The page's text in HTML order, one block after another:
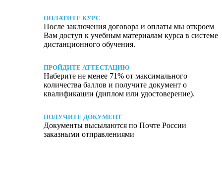
ОПЛАТИТЕ КУРС
После заключения договора и оплаты мы откроем
Вам доступ к учебным материалам курса в системе
дистанционного обучения.
ПРОЙДИТЕ АТТЕСТАЦИЮ
Наберите не менее 71% от максимального
количества баллов и получите документ о
квалификации (диплом или удостоверение).
ПОЛУЧИТЕ ДОКУМЕНТ
Документы высылаются по Почте России
заказными отправлениями